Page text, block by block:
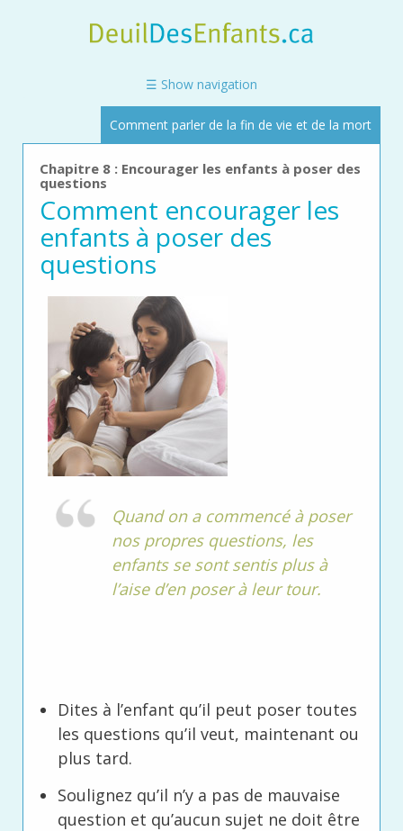
☰ Show navigation
Comment parler de la fin de vie et de la mort
Chapitre 8 : Encourager les enfants à poser des
questions
Comment encourager les
enfants à poser des
questions
Quand on a commencé à poser
nos propres questions, les
enfants se sont sentis plus à
l’aise d’en poser à leur tour.
Dites à l’enfant qu’il peut poser toutes
les questions qu’il veut, maintenant ou
plus tard.
Soulignez qu’il n’y a pas de mauvaise
question et qu’aucun sujet ne doit être